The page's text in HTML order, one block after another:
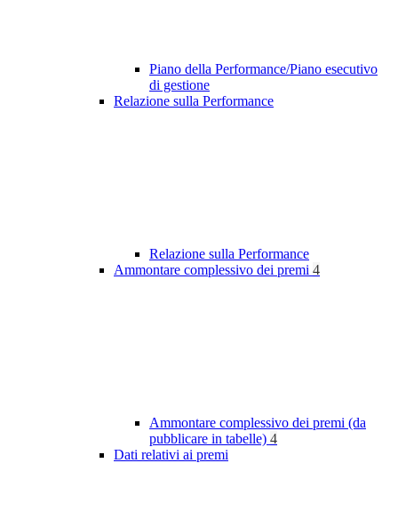
Piano della Performance/Piano esecutivo
di gestione
Relazione sulla Performance
Relazione sulla Performance
Ammontare complessivo dei premi 4
Ammontare complessivo dei premi (da
pubblicare in tabelle) 4
Dati relativi ai premi